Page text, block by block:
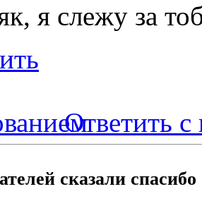
я слежу за
Ответить с
сказали